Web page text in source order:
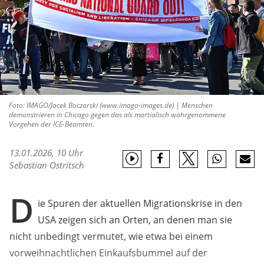
Foto: IMAGO/Jacek Boczarski (www.imago-images.de) | Menschen
demonstrieren in Chicago gegen das als martialisch wahrgenommene
Vorgehen der ICE-Beamten.
13.01.2026, 10 Uhr
Sebastian Ostritsch
D ie Spuren der aktuellen Migrationskrise in den
USA zeigen sich an Orten, an denen man sie
nicht unbedingt vermutet, wie etwa bei einem
vorweihnachtlichen Einkaufsbummel auf der